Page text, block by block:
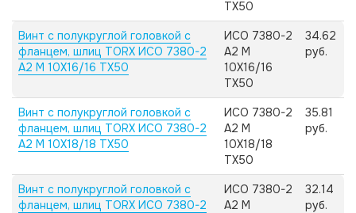
TX50
Винт с полукруглой головкой с
фланцем, шлиц TORX ИСО 7380-2
А2 M 10X16/16 TX50
ИСО 7380-2
А2 M
10X16/16
TX50
34.62
руб.
Винт с полукруглой головкой с
фланцем, шлиц TORX ИСО 7380-2
А2 M 10X18/18 TX50
ИСО 7380-2
А2 M
10X18/18
TX50
35.81
руб.
Винт с полукруглой головкой с
фланцем, шлиц TORX ИСО 7380-2
ИСО 7380-2
А2 M
32.14
руб.